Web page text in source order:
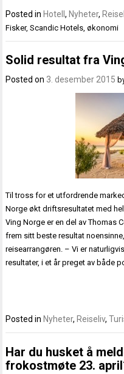
Posted in Hotell, Nyheter,
Fisker,Scandic Hotels ,økonomi
Solid resultat fra
Posted on 3. desember 2015
Til tross for et utfordrende
Norge økt driftsresultatet med
Ving Norge er en del av Thomas
frem sitt beste resultat
reisearrangøren. – Vi er
resultater, i et år preget av både
Posted in Nyheter, Reiseliv,
Har du husket å
frokostmøte 23.